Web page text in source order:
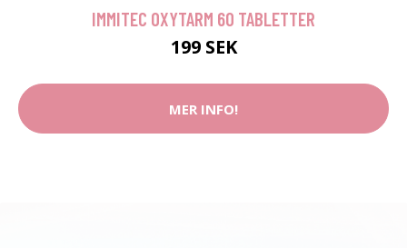
IMMITEC OXYTARM 60 TABLETTER
199 SEK
MER INFO!